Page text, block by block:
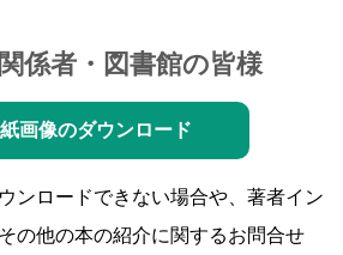
係者・図書館の皆様
画像のダウンロード
ンロードできない場合や、著者イン
の他の本の紹介に関するお問合せ